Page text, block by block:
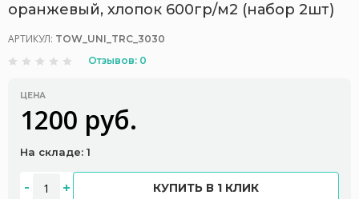
оранжевый, хлопок 600гр/м2 (набор 2шт)
АРТИКУЛ: TOW_UNI_TRC_3030
Отзывов: 0
ЦЕНА
1200 руб.
На складе: 1
КУПИТЬ В 1 КЛИК